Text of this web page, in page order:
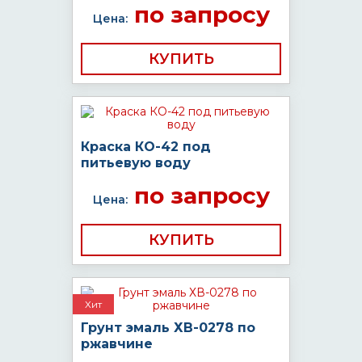
Цена:по запросу
КУПИТЬ
Краска КО-42 под
питьевую воду
Цена:по запросу
КУПИТЬ
Хит
Грунт эмаль ХВ-0278 по
ржавчине